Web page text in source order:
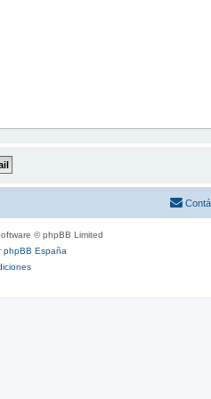
© phpBB Limited
phpBB España